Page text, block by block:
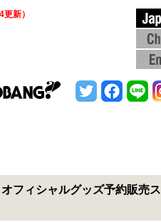
新）
フィシャルグッズ予約販売ス